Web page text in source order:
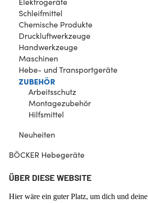
Schleifmittel
Chemische Produkte
Druckluftwerkzeuge
Handwerkzeuge
Maschinen
Hebe- und Transportgeräte
ZUBEHÖR
Arbeitsschutz
Montagezubehör
Hilfsmittel
Neuheiten
BÖCKER Hebegeräte
ÜBER DIESE WEBSITE
Hier wäre ein guter Platz, um dich und deine